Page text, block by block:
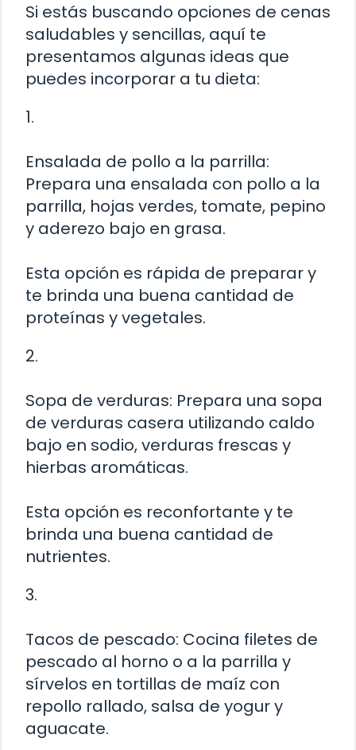
Si estás buscando opciones de cenas
saludables y sencillas, aquí te
presentamos algunas ideas que
puedes incorporar a tu dieta:
1.
Ensalada de pollo a la parrilla:
Prepara una ensalada con pollo a la
parrilla, hojas verdes, tomate, pepino
y aderezo bajo en grasa.
Esta opción es rápida de preparar y
te brinda una buena cantidad de
proteínas y vegetales.
2.
Sopa de verduras: Prepara una sopa
de verduras casera utilizando caldo
bajo en sodio, verduras frescas y
hierbas aromáticas.
Esta opción es reconfortante y te
brinda una buena cantidad de
nutrientes.
3.
Tacos de pescado: Cocina filetes de
pescado al horno o a la parrilla y
sírvelos en tortillas de maíz con
repollo rallado, salsa de yogur y
aguacate.